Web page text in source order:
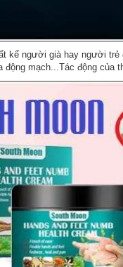
người già hay người
mạch...Tác động